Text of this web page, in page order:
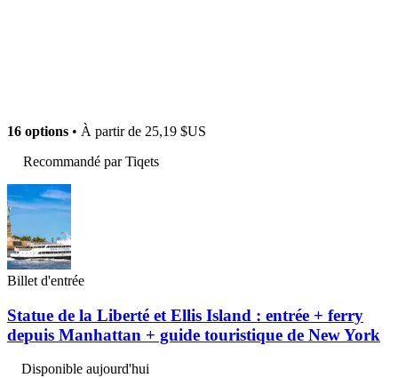
16 options • À partir de 25,19 $US
Recommandé par Tiqets
Billet d'entrée
Statue de la Liberté et Ellis Island : entrée + ferry
depuis Manhattan + guide touristique de New York
Disponible aujourd'hui